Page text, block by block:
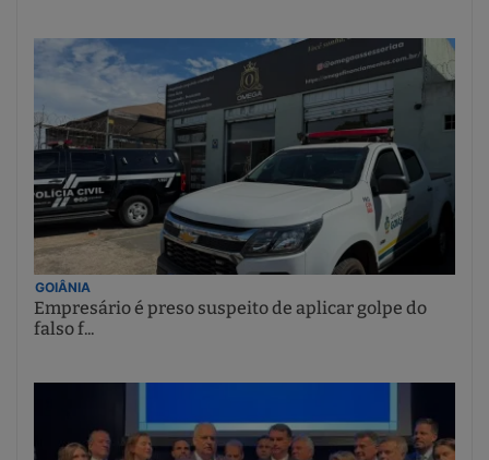
GOIÂNIA
Empresário é preso suspeito de aplicar golpe do
falso f...